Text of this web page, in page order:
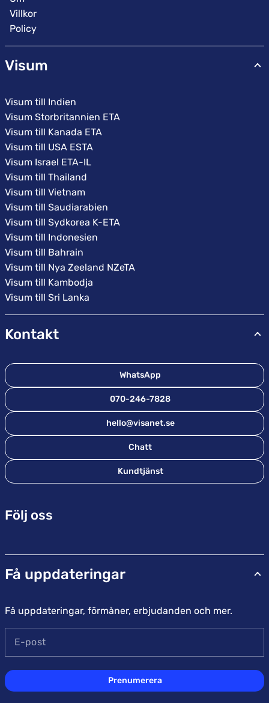
Villkor
Policy
Visum
Visum till Indien
Visum Storbritannien ETA
Visum till Kanada ETA
Visum till USA ESTA
Visum Israel ETA-IL
Visum till Thailand
Visum till Vietnam
Visum till Saudiarabien
Visum till Sydkorea K-ETA
Visum till Indonesien
Visum till Bahrain
Visum till Nya Zeeland NZeTA
Visum till Kambodja
Visum till Sri Lanka
Kontakt
WhatsApp
070-246-7828
hello@visanet.se
Chatt
Kundtjänst
Följ oss
Få uppdateringar
Få uppdateringar, förmåner, erbjudanden och mer.
E-post
Prenumerera